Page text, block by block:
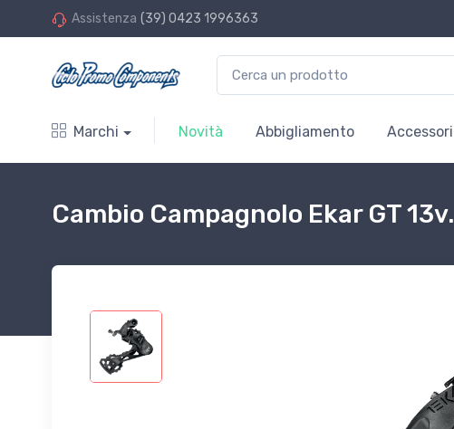
Assistenza (39) 0423 1996363
Marchi Novità Abbigliamento Accessori
Cambio Campagnolo Ekar GT 13v.